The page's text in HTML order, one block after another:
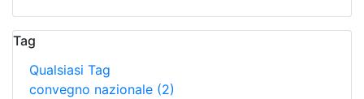
Tag
Qualsiasi Tag
convegno nazionale (2)